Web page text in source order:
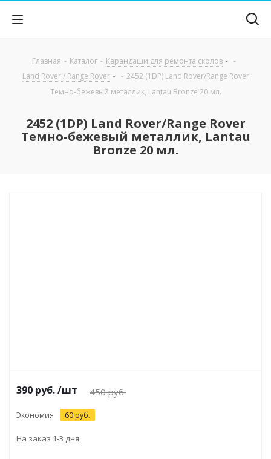
Главная - Каталог - Карандаши для ремонта сколов
-
Land Rover / Range Rover
- 2452 (1DP) Land Rover/Range Rover
Темно-бежевый металлик, Lantau Bronze 20 мл.
2452 (1DP) Land Rover/Range Rover
Темно-бежевый металлик, Lantau
Bronze 20 мл.
390 руб./шт 450руб.
Экономия 60 руб.
На заказ 1-3 дня